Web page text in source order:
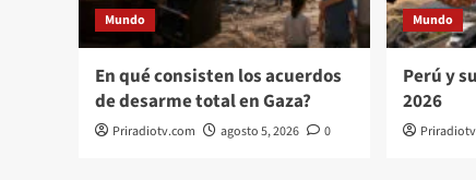
Mundo
En qué consisten los acuerdos
de desarme total en Gaza?
Priradiotv.com agosto 5, 2026 0
Mundo
Perú y
2026